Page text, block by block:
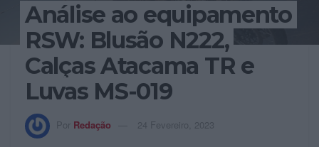
Análise ao equipamento
RSW: Blusão N222,
Calças Atacama TR e
Luvas MS-019
Por Redação 24 Fevereiro, 2023